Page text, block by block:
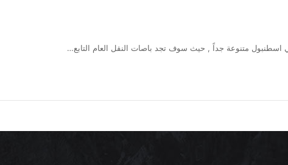
متنوعة جداً , حيث سوف تجد باصات النقل العام التابع…